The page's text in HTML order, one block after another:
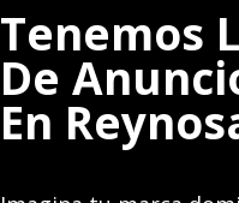
Tenemos
De
En